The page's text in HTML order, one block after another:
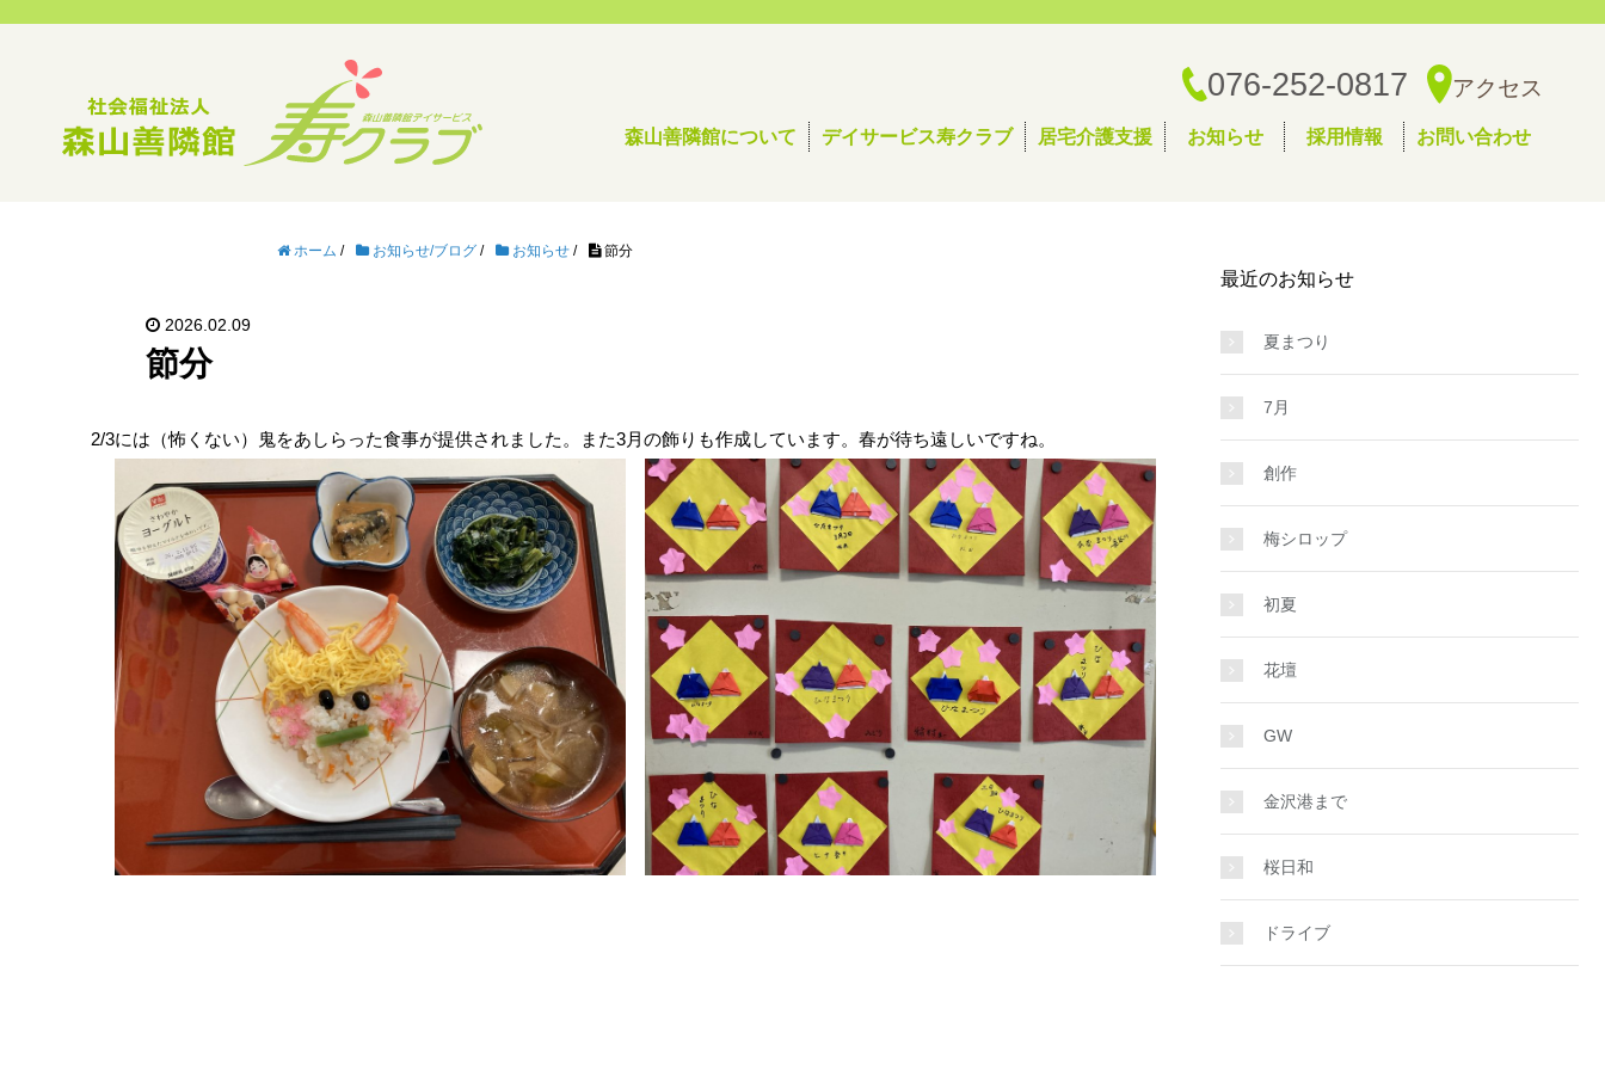
076-252-0817 アクセス
森山善隣館について デイサービス寿クラブ 居宅介護支援 お知らせ 採用情報 お問い合わせ
ホーム / お知らせ/ブログ / お知らせ / 節分
2026.02.09
節分
2/3には（怖くない）鬼をあしらった食事が提供されました。また3月の飾りも作成しています。春が待ち遠しいですね。
最近のお知らせ
夏まつり
7月
創作
梅シロップ
初夏
花壇
GW
金沢港まで
桜日和
ドライブ